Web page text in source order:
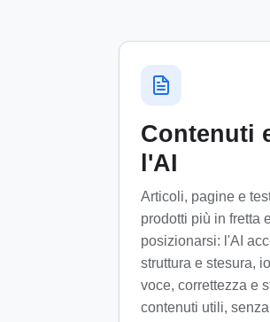
Contenuti
l'AI
Articoli, pagine e
prodotti più in fretta
posizionarsi: l'AI
struttura e stesura,
voce, correttezza e
contenuti utili,